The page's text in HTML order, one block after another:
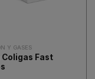
Y GASES
Coligas Fast